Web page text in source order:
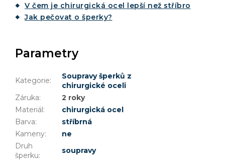
V čem je chirurgická ocel lepší než stříbro
Jak pečovat o šperky?
Parametry
Kategorie:
Soupravy šperků z
chirurgické oceli
Záruka:
2 roky
Materiál:
chirurgická ocel
Barva:
stříbrná
Kameny:
ne
Druh
šperku:
soupravy